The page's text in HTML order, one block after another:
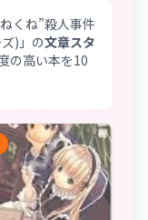
くね”殺人事件
)」の文章スタ
の高い本を10